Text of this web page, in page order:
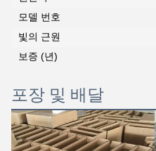
모델 번호
빛의 근원
보증 (년)
포장 및 배달